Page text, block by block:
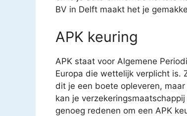
BV in Delft maakt het je
APK keuring
APK staat voor Algemene
Europa die wettelijk verplicht is.
dit je een boete opleveren,
kan je
genoeg redenen om een APK